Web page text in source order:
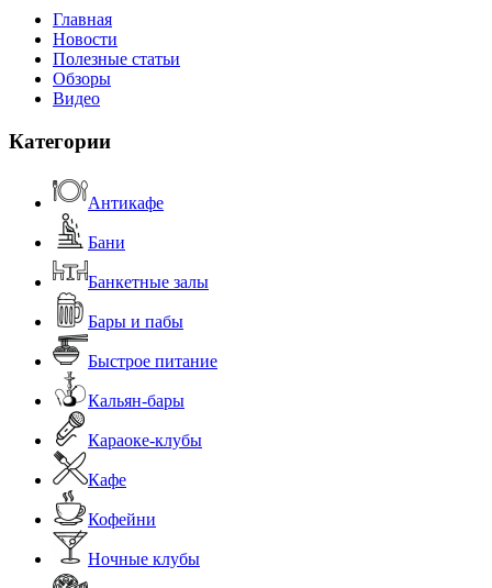
Главная
Новости
Полезные статьи
Обзоры
Видео
Категории
Антикафе
Бани
Банкетные залы
Бары и пабы
Быстрое питание
Кальян-бары
Караоке-клубы
Кафе
Кофейни
Ночные клубы